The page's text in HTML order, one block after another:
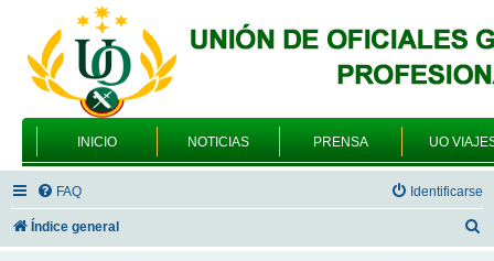
INICIO NOTICIAS PRENSA UO
FAQ Identificarse
Índice general